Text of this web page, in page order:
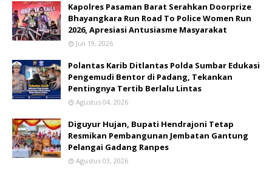
Kapolres Pasaman Barat Serahkan Doorprize
Bhayangkara Run Road To Police Women Run
2026, Apresiasi Antusiasme Masyarakat
Juli 19, 2026
Polantas Karib Ditlantas Polda Sumbar Edukasi
Pengemudi Bentor di Padang, Tekankan
Pentingnya Tertib Berlalu Lintas
Agustus 04, 2026
Diguyur Hujan, Bupati Hendrajoni Tetap
Resmikan Pembangunan Jembatan Gantung
Pelangai Gadang Ranpes
Agustus 03, 2026